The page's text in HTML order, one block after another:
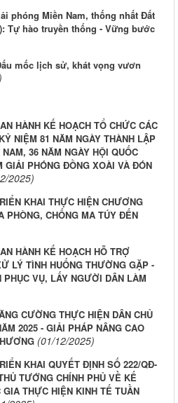
phóng Miền Nam, thống nhất Đất
Tự hào truyền thống - Vững bước
mốc lịch sử, khát vọng vươn
HÀNH KẾ HOẠCH TỔ CHỨC CÁC
NIỆM 81 NĂM NGÀY THÀNH LẬP
36 NĂM NGÀY HỘI QUỐC
GIẢI PHÓNG ĐỒNG XOÀI VÀ ĐÓN
2025)
KHAI THỰC HIỆN CHƯƠNG
PHÒNG, CHỐNG MA TÚY ĐẾN
HÀNH KẾ HOẠCH HỖ TRỢ
LÝ TÌNH HUỐNG THƯỜNG GẶP -
VỤ, LẤY NGƯỜI DÂN LÀM
CƯỜNG THỰC HIỆN DÂN CHỦ
2025 - GIẢI PHÁP NÂNG CAO
(01/12/2025)
KHAI QUYẾT ĐỊNH SỐ 222/QĐ-
TƯỚNG CHÍNH PHỦ VỀ KẾ
THỰC HIỆN KINH TẾ TUẦN